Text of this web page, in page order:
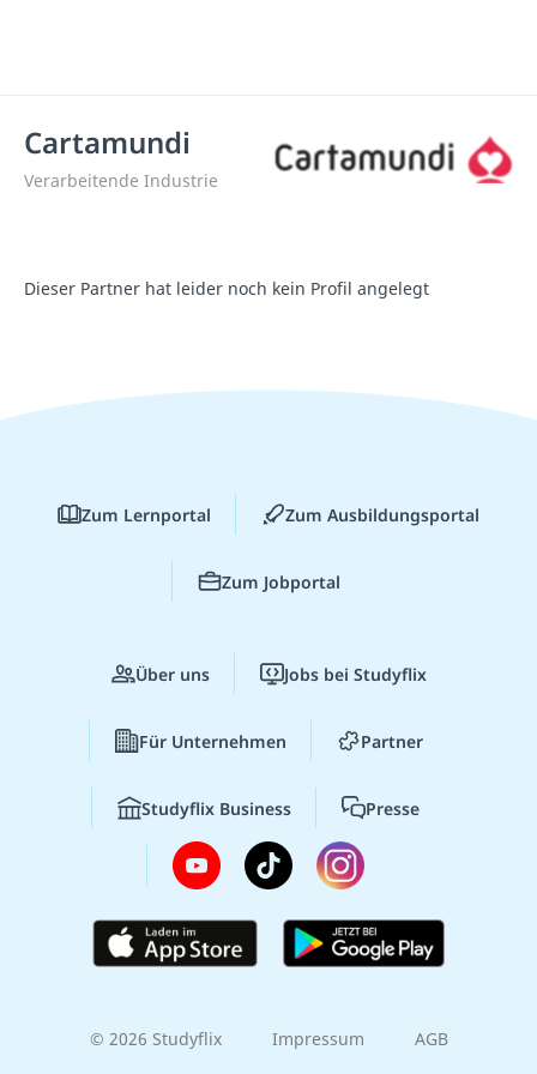
Cartamundi
Verarbeitende Industrie
Dieser Partner hat leider noch kein Profil angelegt
Zum Lernportal Zum Ausbildungsportal
Zum Jobportal
Über uns Jobs bei Studyflix
Für Unternehmen Partner
Studyflix Business Presse
© 2026 Studyflix Impressum AGB